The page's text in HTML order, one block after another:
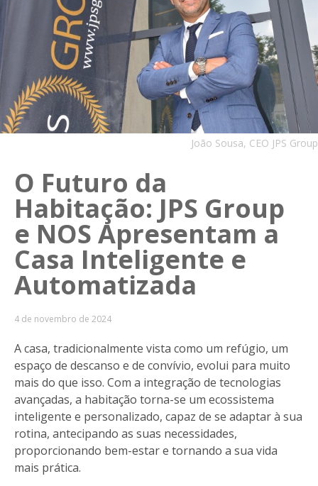
João Sousa, CEO JPS Group
O Futuro da
Habitação: JPS Group
e NOS Apresentam a
Casa Inteligente e
Automatizada
4 de novembro de 2024
A casa, tradicionalmente vista como um refúgio, um
espaço de descanso e de convívio, evolui para muito
mais do que isso. Com a integração de tecnologias
avançadas, a habitação torna-se um ecossistema
inteligente e personalizado, capaz de se adaptar à sua
rotina, antecipando as suas necessidades,
proporcionando bem-estar e tornando a sua vida
mais prática.